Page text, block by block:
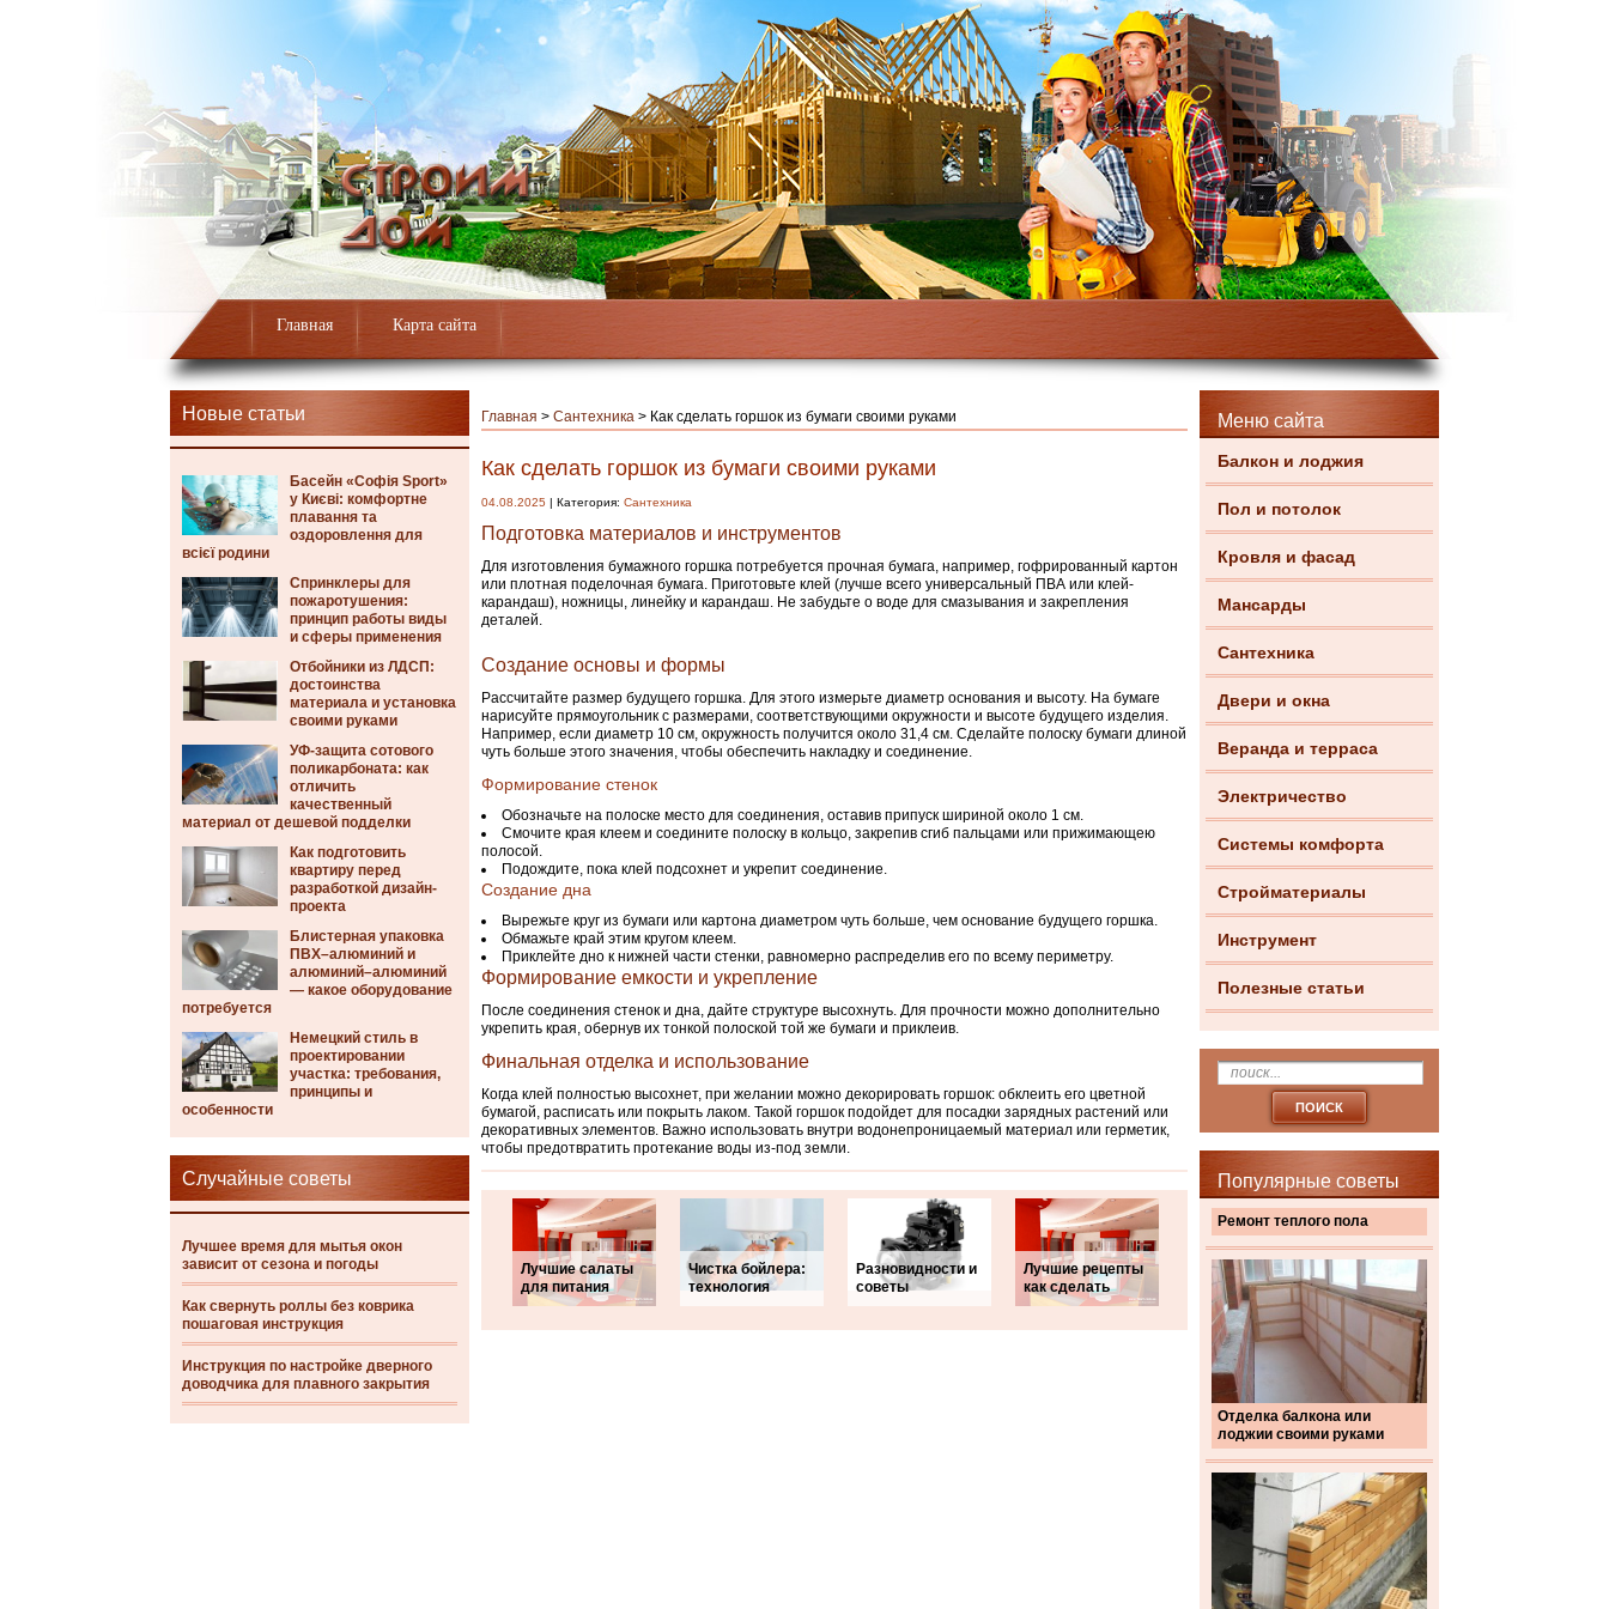
Главная Карта сайта
Новые статьи
Басейн «Софія Sport»
у Києві: комфортне
плавання та
оздоровлення для
всієї родини
Спринклеры для
пожаротушения:
принцип работы виды
и сферы применения
Отбойники из ЛДСП:
достоинства
материала и установка
своими руками
УФ-защита сотового
поликарбоната: как
отличить
качественный
материал от дешевой подделки
Как подготовить
квартиру перед
разработкой дизайн-
проекта
Блистерная упаковка
ПВХ–алюминий и
алюминий–алюминий
— какое оборудование
потребуется
Немецкий стиль в
проектировании
участка: требования,
принципы и
особенности
Случайные советы
Лучшее время для мытья окон
зависит от сезона и погоды
Как свернуть роллы без коврика
пошаговая инструкция
Инструкция по настройке дверного
доводчика для плавного закрытия
Меню сайта
Балкон и лоджия
Пол и потолок
Кровля и фасад
Мансарды
Сантехника
Двери и окна
Веранда и терраса
Электричество
Системы комфорта
Стройматериалы
Инструмент
Полезные статьи
Популярные советы
Ремонт теплого пола
Отделка балкона или
лоджии своими руками
Главная > Сантехника > Как сделать горшок из бумаги своими руками
Как сделать горшок из бумаги своими руками
04.08.2025 | Категория: Сантехника
Подготовка материалов и инструментов
Для изготовления бумажного горшка потребуется прочная бумага, например, гофрированный картон
или плотная поделочная бумага. Приготовьте клей (лучше всего универсальный ПВА или клей-
карандаш), ножницы, линейку и карандаш. Не забудьте о воде для смазывания и закрепления
деталей.
Создание основы и формы
Рассчитайте размер будущего горшка. Для этого измерьте диаметр основания и высоту. На бумаге
нарисуйте прямоугольник с размерами, соответствующими окружности и высоте будущего изделия.
Например, если диаметр 10 см, окружность получится около 31,4 см. Сделайте полоску бумаги длиной
чуть больше этого значения, чтобы обеспечить накладку и соединение.
Формирование стенок
Обозначьте на полоске место для соединения, оставив припуск шириной около 1 см.
Смочите края клеем и соедините полоску в кольцо, закрепив сгиб пальцами или прижимающею
полосой.
Подождите, пока клей подсохнет и укрепит соединение.
Создание дна
Вырежьте круг из бумаги или картона диаметром чуть больше, чем основание будущего горшка.
Обмажьте край этим кругом клеем.
Приклейте дно к нижней части стенки, равномерно распределив его по всему периметру.
Формирование емкости и укрепление
После соединения стенок и дна, дайте структуре высохнуть. Для прочности можно дополнительно
укрепить края, обернув их тонкой полоской той же бумаги и приклеив.
Финальная отделка и использование
Когда клей полностью высохнет, при желании можно декорировать горшок: обклеить его цветной
бумагой, расписать или покрыть лаком. Такой горшок подойдет для посадки зарядных растений или
декоративных элементов. Важно использовать внутри водонепроницаемый материал или герметик,
чтобы предотвратить протекание воды из-под земли.
Лучшие салаты
для питания
Чистка бойлера:
технология
Разновидности и
советы
Лучшие рецепты
как сделать